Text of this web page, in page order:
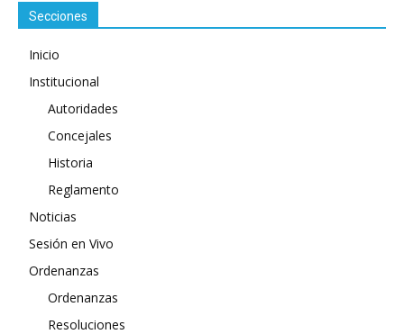
Secciones
Inicio
Institucional
Autoridades
Concejales
Historia
Reglamento
Noticias
Sesión en Vivo
Ordenanzas
Ordenanzas
Resoluciones